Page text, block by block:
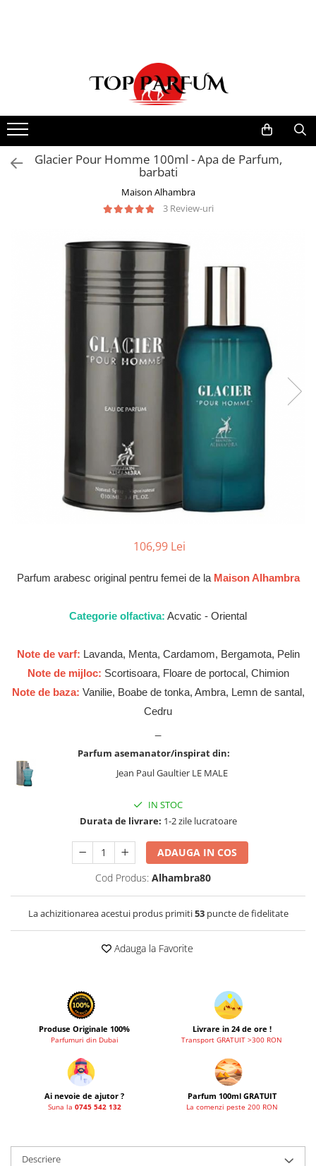
Pachete FEMEI
Pachete BARBATI
Pachete EL si EA
Cele mai noi
Tipuri Parfumuri
Parfumuri Citrice
Parfumuri Condimentate
Parfumuri Exotice
Parfumuri Persistente
Parfumuri Vanilate
Parfumuri PREMIUM
Parfumuri de VARA
Idei de Cadouri
Cadouri pentru EA
Branduri
Adyan by Anfar
Anfar London
Ard al Zaafaran
Fariis
Fragrance World
Lattafa Pride
Louis Varel
Maison Alhambra
Nusuk
Glacier Pour Homme 100ml - Apa de Parfum,
barbati
Maison Alhambra
3 Review-uri
106,99 Lei
Parfum arabesc original pentru femei de la Maison Alhambra
Categorie olfactiva: Acvatic - Oriental
Note de varf: Lavanda, Menta, Cardamom, Bergamota, Pelin
Note de mijloc: Scortisoara, Floare de portocal, Chimion
Note de baza: Vanilie, Boabe de tonka, Ambra, Lemn de santal,
Cedru
Parfum asemanator/inspirat din:
Jean Paul Gaultier LE MALE
IN STOC
Durata de livrare: 1-2 zile lucratoare
ADAUGA IN COS
Cod Produs: Alhambra80
La achizitionarea acestui produs primiti53puncte de fidelitate
Adauga la Favorite
Produse Originale 100%
Parfumuri din Dubai
Livrare in 24 de ore !
Transport GRATUIT >300 RON
Ai nevoie de ajutor ?
Suna la 0745 542 132
Parfum 100ml GRATUIT
La comenzi peste 200 RON
Descriere